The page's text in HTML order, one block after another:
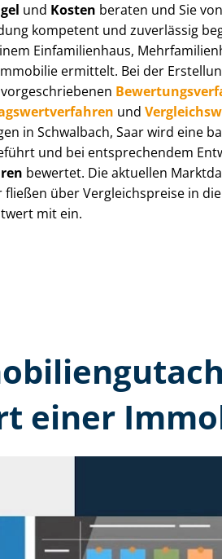
und Kosten beraten und Sie
kompetent und zuverlässig
Einfamilienhaus,
ermittelt. Bei der
und
in Schwalbach, Saar wird eine
und bei entsprechendem
bewertet. Die aktuellen
fließen über Ver­gleichs­prei­se in
mit ein.
einer